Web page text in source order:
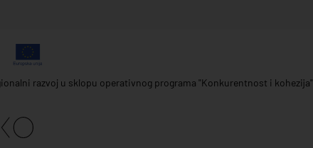
razvoj u sklopu operativnog programa "Konkurentnost i kohezija"